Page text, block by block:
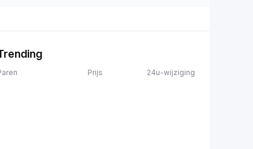
Prijs 24u-wijziging